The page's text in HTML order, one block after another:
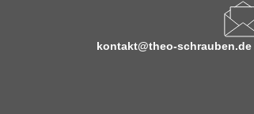
kontakt@theo-schrauben.de